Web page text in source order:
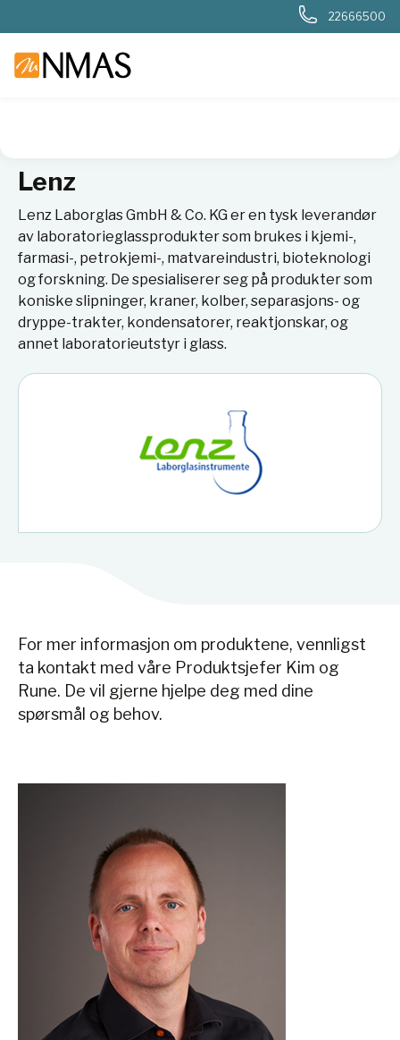
22666500
Lenz
Lenz Laborglas GmbH & Co. KG er en tysk leverandør
av laboratorieglassprodukter som brukes i kjemi-,
farmasi-, petrokjemi-, matvareindustri, bioteknologi
og forskning. De spesialiserer seg på produkter som
koniske slipninger, kraner, kolber, separasjons- og
dryppe-trakter, kondensatorer, reaktjonskar, og
annet laboratorieutstyr i glass.
For mer informasjon om produktene, vennligst
ta kontakt med våre Produktsjefer Kim og
Rune. De vil gjerne hjelpe deg med dine
spørsmål og behov.